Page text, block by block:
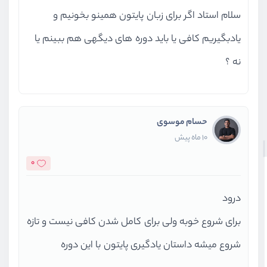
کار با دیتابیس mysql در پایتون
ویدیو آموزشی
سلام استاد اگر برای زبان پایتون همینو بخونیم و
یادبگیریم کافی یا باید دوره های دیگهی هم ببینم یا
نه ؟
حسام موسوی
10 ماه پیش
0
درود
برای شروع خوبه ولی برای کامل شدن کافی نیست و تازه
شروع میشه داستان یادگیری پایتون با این دوره